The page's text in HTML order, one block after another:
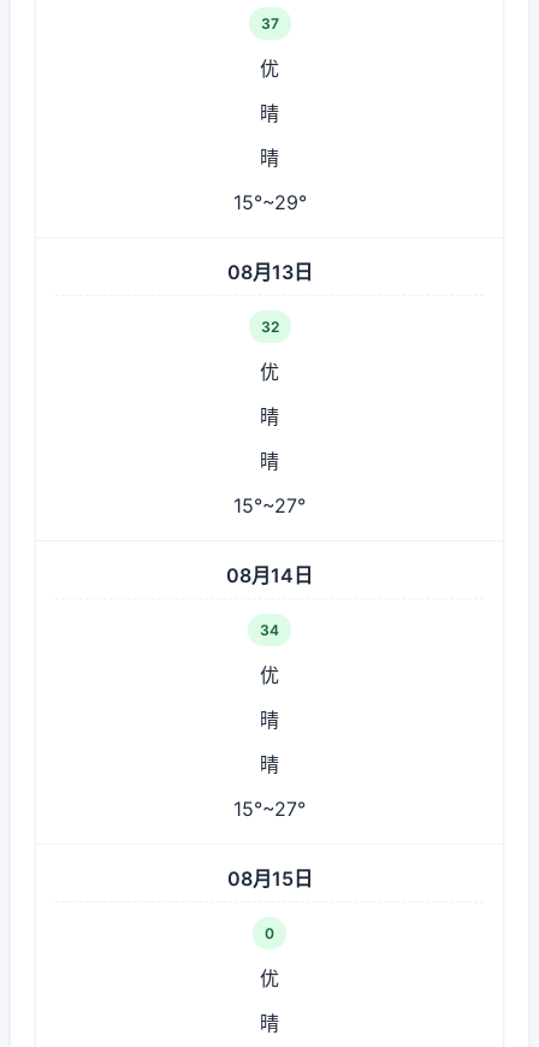
37
优
晴
晴
15°~29°
08月13日
32
优
晴
晴
15°~27°
08月14日
34
优
晴
晴
15°~27°
08月15日
0
优
晴